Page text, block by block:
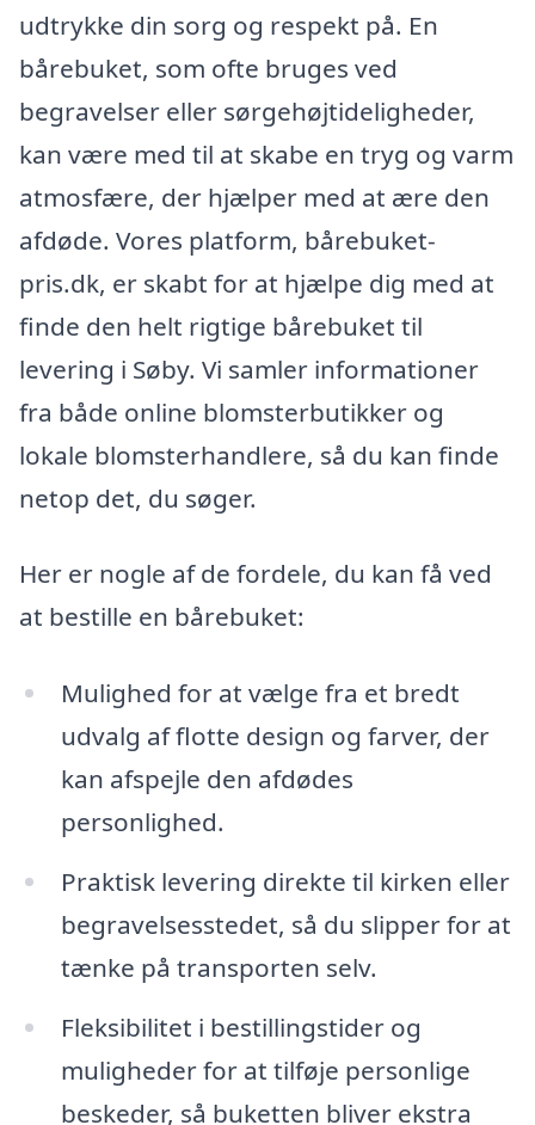
udtrykke din sorg og respekt på. En
bårebuket, som ofte bruges ved
begravelser eller sørgehøjtideligheder,
kan være med til at skabe en tryg og varm
atmosfære, der hjælper med at ære den
afdøde. Vores platform, bårebuket-
pris.dk, er skabt for at hjælpe dig med at
finde den helt rigtige bårebuket til
levering i Søby. Vi samler informationer
fra både online blomsterbutikker og
lokale blomsterhandlere, så du kan finde
netop det, du søger.
Her er nogle af de fordele, du kan få ved
at bestille en bårebuket:
Mulighed for at vælge fra et bredt
udvalg af flotte design og farver, der
kan afspejle den afdødes
personlighed.
Praktisk levering direkte til kirken eller
begravelsesstedet, så du slipper for at
tænke på transporten selv.
Fleksibilitet i bestillingstider og
muligheder for at tilføje personlige
beskeder, så buketten bliver ekstra